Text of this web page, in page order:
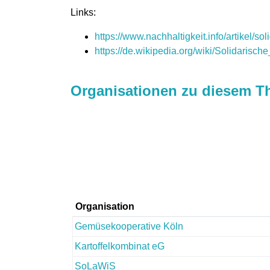
Links:
https://www.nachhaltigkeit.info/artikel/
https://de.wikipedia.org/wiki/
Organisationen zu diesem
Organisation
Gemüsekooperative Köln
Kartoffelkombinat eG
SoLaWiS